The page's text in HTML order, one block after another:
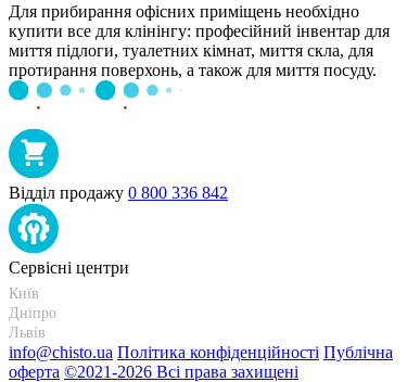
Для прибирання офісних приміщень необхідно
купити все для клінінгу: професійний інвентар для
миття підлоги, туалетних кімнат, миття скла, для
протирання поверхонь, а також для миття посуду.
Відділ продажу 0 800 336 842
Сервісні центри
Київ
Дніпро
Львів
info@chisto.ua Політика конфіденційності Публічна
оферта ©2021-2026 Всі права захищені